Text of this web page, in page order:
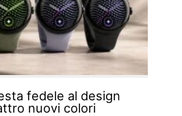
fedele al design
nuovi colori